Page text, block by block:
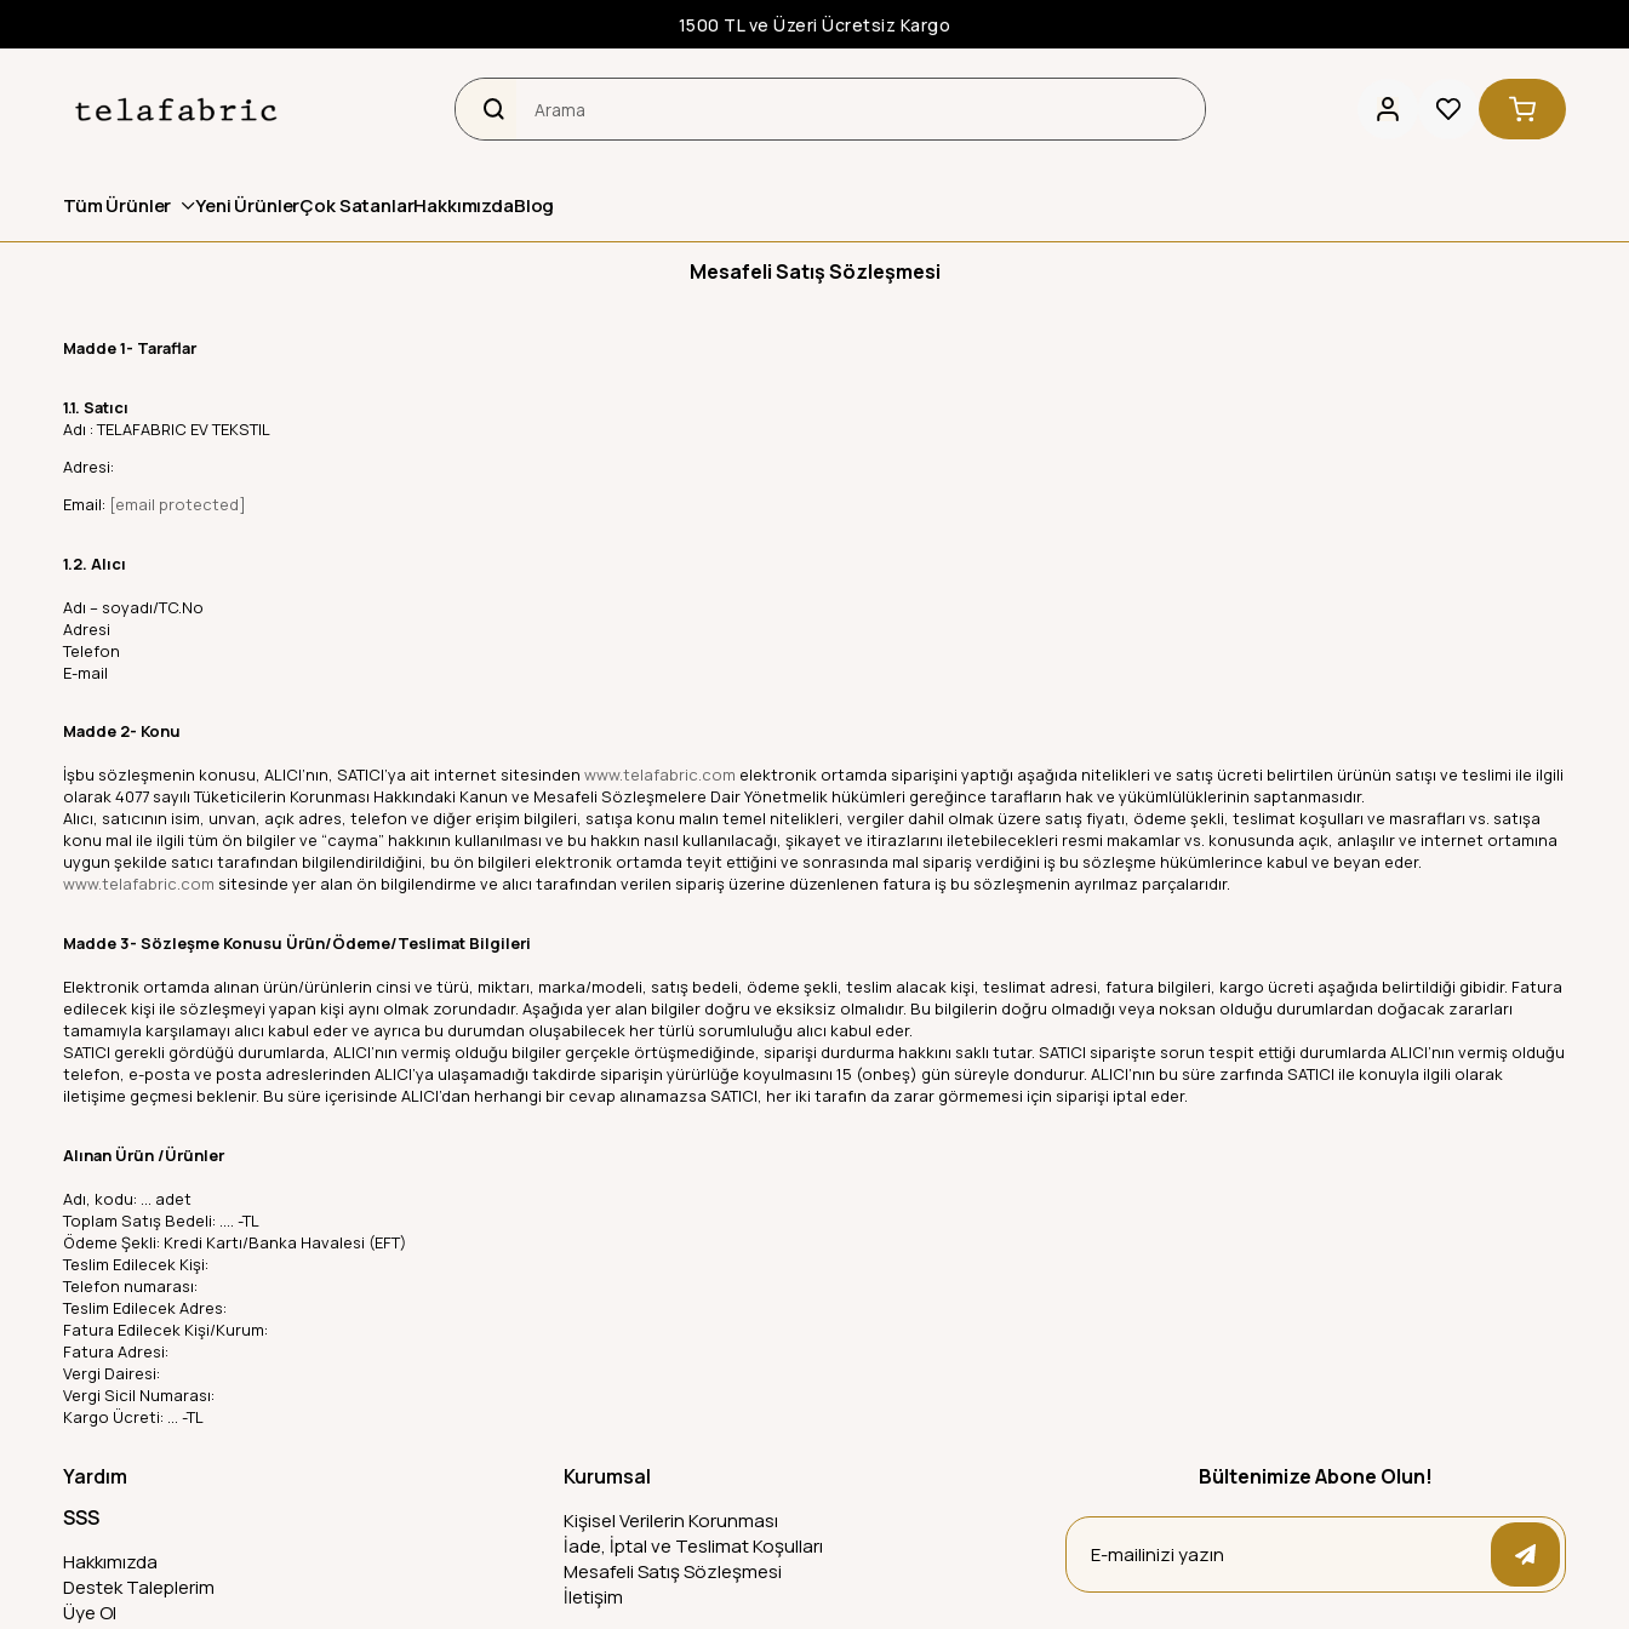
1500 TL ve Üzeri Ücretsiz Kargo
Tüm Ürünler Yeni ÜrünlerÇok SatanlarHakkımızdaBlog
Mesafeli Satış Sözleşmesi
Madde 1- Taraflar
1.1. Satıcı
Adı : TELAFABRIC EV TEKSTIL
Adresi:
Email: [email protected]
1.2. Alıcı
Adı – soyadı/TC.No
Adresi
Telefon
E-mail
Madde 2- Konu
İşbu sözleşmenin konusu, ALICI’nın, SATICI’ya ait internet sitesinden www.telafabric.com elektronik ortamda siparişini yaptığı aşağıda nitelikleri ve satış ücreti belirtilen ürünün satışı ve teslimi ile ilgili
olarak 4077 sayılı Tüketicilerin Korunması Hakkındaki Kanun ve Mesafeli Sözleşmelere Dair Yönetmelik hükümleri gereğince tarafların hak ve yükümlülüklerinin saptanmasıdır.
Alıcı, satıcının isim, unvan, açık adres, telefon ve diğer erişim bilgileri, satışa konu malın temel nitelikleri, vergiler dahil olmak üzere satış fiyatı, ödeme şekli, teslimat koşulları ve masrafları vs. satışa
konu mal ile ilgili tüm ön bilgiler ve “cayma” hakkının kullanılması ve bu hakkın nasıl kullanılacağı, şikayet ve itirazlarını iletebilecekleri resmi makamlar vs. konusunda açık, anlaşılır ve internet ortamına
uygun şekilde satıcı tarafından bilgilendirildiğini, bu ön bilgileri elektronik ortamda teyit ettiğini ve sonrasında mal sipariş verdiğini iş bu sözleşme hükümlerince kabul ve beyan eder.
www.telafabric.com sitesinde yer alan ön bilgilendirme ve alıcı tarafından verilen sipariş üzerine düzenlenen fatura iş bu sözleşmenin ayrılmaz parçalarıdır.
Madde 3- Sözleşme Konusu Ürün/Ödeme/Teslimat Bilgileri
Elektronik ortamda alınan ürün/ürünlerin cinsi ve türü, miktarı, marka/modeli, satış bedeli, ödeme şekli, teslim alacak kişi, teslimat adresi, fatura bilgileri, kargo ücreti aşağıda belirtildiği gibidir. Fatura
edilecek kişi ile sözleşmeyi yapan kişi aynı olmak zorundadır. Aşağıda yer alan bilgiler doğru ve eksiksiz olmalıdır. Bu bilgilerin doğru olmadığı veya noksan olduğu durumlardan doğacak zararları
tamamıyla karşılamayı alıcı kabul eder ve ayrıca bu durumdan oluşabilecek her türlü sorumluluğu alıcı kabul eder.
SATICI gerekli gördüğü durumlarda, ALICI’nın vermiş olduğu bilgiler gerçekle örtüşmediğinde, siparişi durdurma hakkını saklı tutar. SATICI siparişte sorun tespit ettiği durumlarda ALICI’nın vermiş olduğu
telefon, e-posta ve posta adreslerinden ALICI’ya ulaşamadığı takdirde siparişin yürürlüğe koyulmasını 15 (onbeş) gün süreyle dondurur. ALICI’nın bu süre zarfında SATICI ile konuyla ilgili olarak
iletişime geçmesi beklenir. Bu süre içerisinde ALICI’dan herhangi bir cevap alınamazsa SATICI, her iki tarafın da zarar görmemesi için siparişi iptal eder.
Alınan Ürün /Ürünler
Adı, kodu: … adet
Toplam Satış Bedeli: …. -TL
Ödeme Şekli: Kredi Kartı/Banka Havalesi (EFT)
Teslim Edilecek Kişi:
Telefon numarası:
Teslim Edilecek Adres:
Fatura Edilecek Kişi/Kurum:
Fatura Adresi:
Vergi Dairesi:
Vergi Sicil Numarası:
Kargo Ücreti: … -TL
Yardım
SSS
Hakkımızda
Destek Taleplerim
Üye Ol
Kurumsal
Kişisel Verilerin Korunması
İade, İptal ve Teslimat Koşulları
Mesafeli Satış Sözleşmesi
İletişim
Bültenimize Abone Olun!